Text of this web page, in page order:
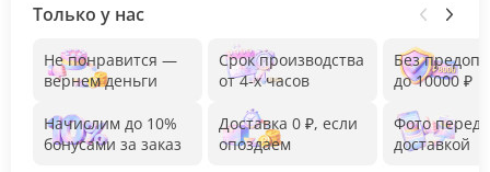
Только у нас
Не понравится —
вернем деньги
Начислим до 10%
бонусами за заказ
Срок производства
от 4-х часов
Доставка 0 ₽, если
опоздаем
Без
до 10000 ₽
Фото перед
доставкой